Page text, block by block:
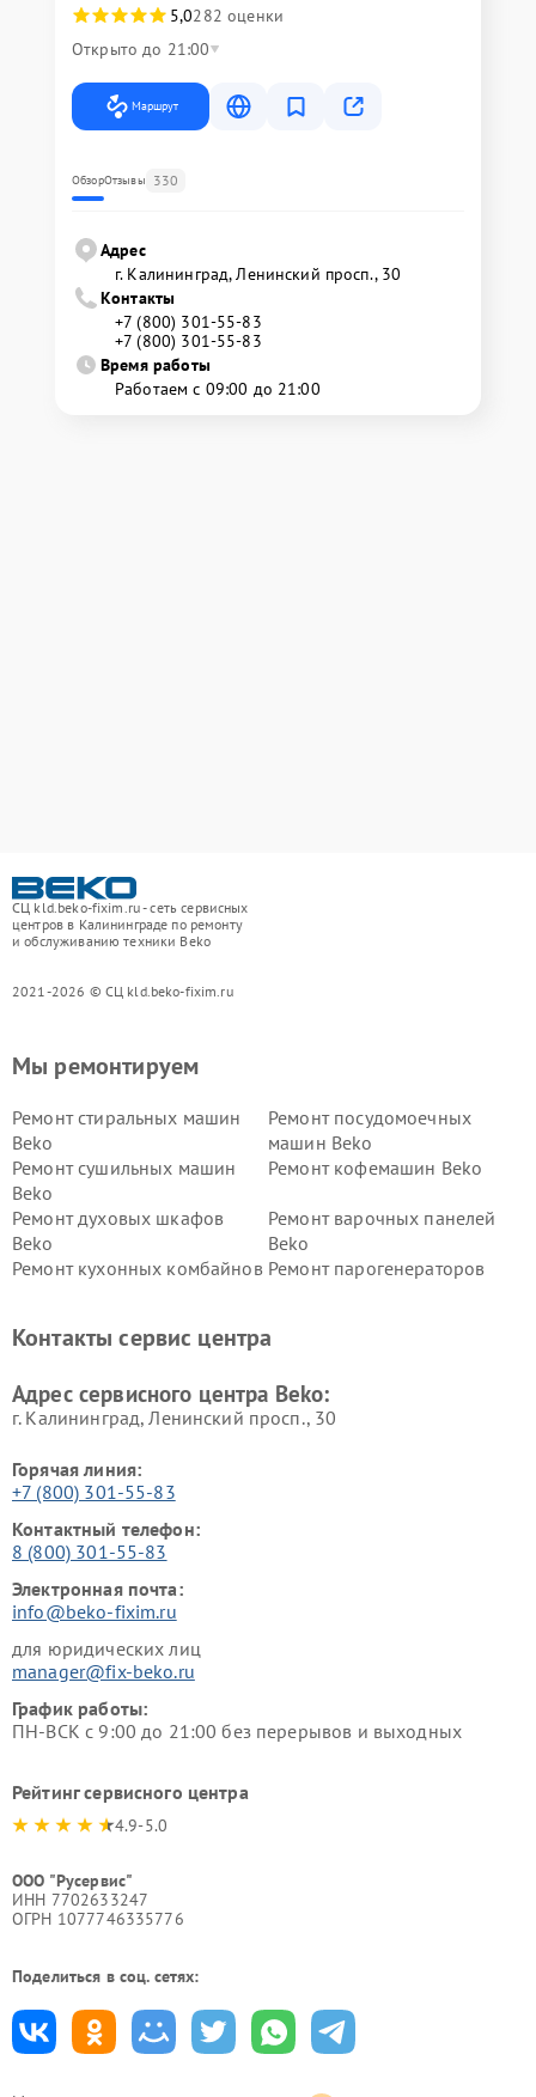
5,0282 оценки
Открыто до 21:00
Маршрут
ОбзорОтзывы 330
Адрес
г. Калининград, Ленинский просп., 30
Контакты
+7 (800) 301-55-83
+7 (800) 301-55-83
Время работы
Работаем с 09:00 до 21:00
СЦ kld.beko-fixim.ru - сеть сервисных
центров в Калининграде по ремонту
и обслуживанию техники Beko
2021-2026 © СЦ kld.beko-fixim.ru
Мы ремонтируем
Ремонт стиральных машин
Beko
Ремонт посудомоечных
машин Beko
Ремонт сушильных машин
Beko
Ремонт кофемашин Beko
Ремонт духовых шкафов
Beko
Ремонт варочных панелей
Beko
Ремонт кухонных комбайнов Ремонт парогенераторов
Ремонт холодильников Beko Ремонт морозильных камер
Контакты сервис центра
Адрес сервисного центра Beko:
г. Калининград, Ленинский просп., 30
Горячая линия:
+7 (800) 301-55-83
Контактный телефон:
8 (800) 301-55-83
Электронная почта:
info@beko-fixim.ru
для юридических лиц
manager@fix-beko.ru
График работы:
ПН-ВСК с 9:00 до 21:00 без перерывов и выходных
Рейтинг сервисного центра
4.9-5.0
ООО "Русервис"
ИНН 7702633247
ОГРН 1077746335776
Поделиться в соц. сетях: